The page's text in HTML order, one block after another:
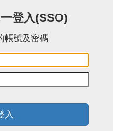
登入(SSO)
帳號及密碼
碼：
入